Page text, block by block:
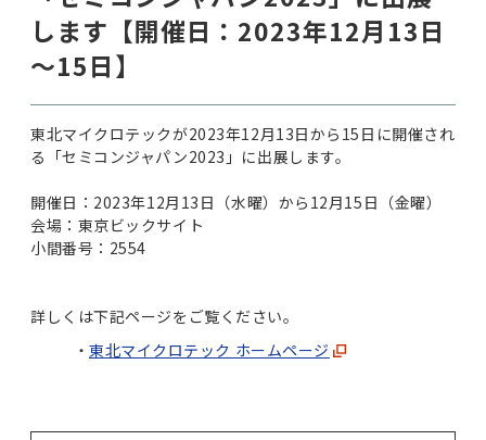
します【開催日：2023年12月13日
～15日】
東北マイクロテックが2023年12月13日から15日に開催され
る「セミコンジャパン2023」に出展します。
開催日：2023年12月13日（水曜）から12月15日（金曜）
会場：東京ビックサイト
小間番号：2554
詳しくは下記ページをご覧ください。
東北マイクロテック ホームページ